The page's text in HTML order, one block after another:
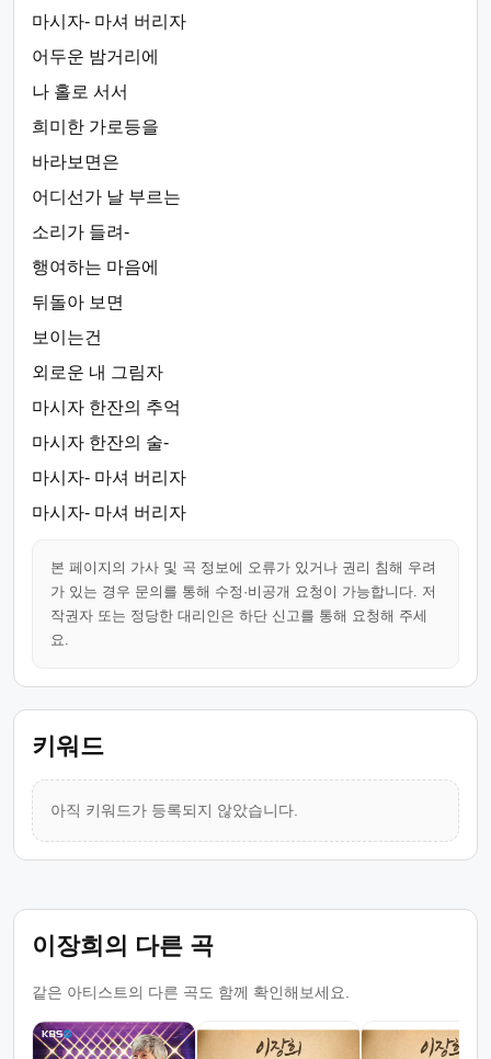
마시자- 마셔 버리자
어두운 밤거리에
나 홀로 서서
희미한 가로등을
바라보면은
어디선가 날 부르는
소리가 들려-
행여하는 마음에
뒤돌아 보면
보이는건
외로운 내 그림자
마시자 한잔의 추억
마시자 한잔의 술-
마시자- 마셔 버리자
마시자- 마셔 버리자
본 페이지의 가사 및 곡 정보에 오류가 있거나 권리 침해 우려
가 있는 경우 문의를 통해 수정·비공개 요청이 가능합니다. 저
작권자 또는 정당한 대리인은 하단 신고를 통해 요청해 주세
요.
키워드
아직 키워드가 등록되지 않았습니다.
이장희의 다른 곡
같은 아티스트의 다른 곡도 함께 확인해보세요.